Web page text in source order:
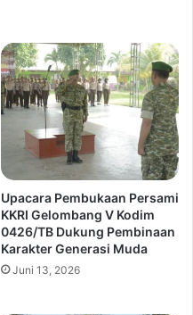
Upacara Pembukaan Persami
KKRI Gelombang V Kodim
0426/TB Dukung Pembinaan
Karakter Generasi Muda
Juni 13, 2026